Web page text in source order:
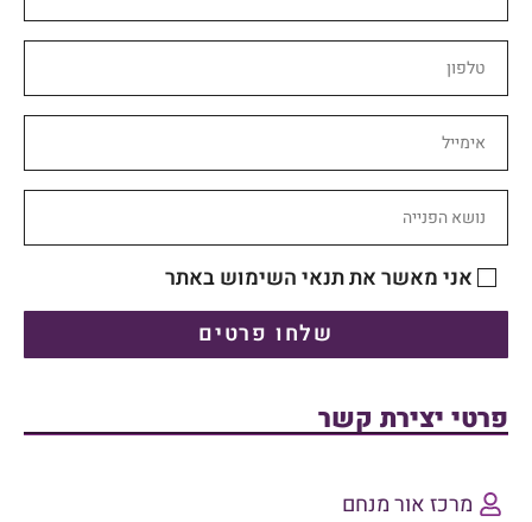
אני מאשר את תנאי השימוש באתר
שלחו פרטים
פרטי יצירת קשר
מרכז אור מנחם